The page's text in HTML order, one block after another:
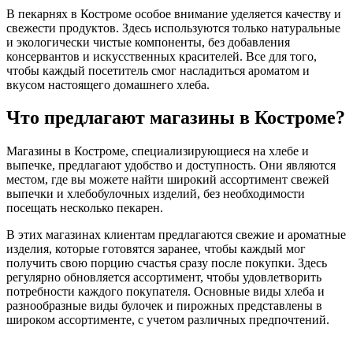
В пекарнях в Костроме особое внимание уделяется качеству и
свежести продуктов. Здесь используются только натуральные
и экологически чистые компоненты, без добавления
консервантов и искусственных красителей. Все для того,
чтобы каждый посетитель смог насладиться ароматом и
вкусом настоящего домашнего хлеба.
Что предлагают магазины в Костроме?
Магазины в Костроме, специализирующиеся на хлебе и
выпечке, предлагают удобство и доступность. Они являются
местом, где вы можете найти широкий ассортимент свежей
выпечки и хлебобулочных изделий, без необходимости
посещать несколько пекарен.
В этих магазинах клиентам предлагаются свежие и ароматные
изделия, которые готовятся заранее, чтобы каждый мог
получить свою порцию счастья сразу после покупки. Здесь
регулярно обновляется ассортимент, чтобы удовлетворить
потребности каждого покупателя. Основные виды хлеба и
разнообразные виды булочек и пирожных представлены в
широком ассортименте, с учетом различных предпочтений.